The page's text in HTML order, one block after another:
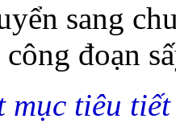
sang
đoạn
mục tiêu